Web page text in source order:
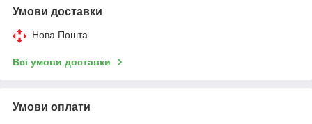
Умови доставки
Нова Пошта
Всі умови доставки
Умови оплати